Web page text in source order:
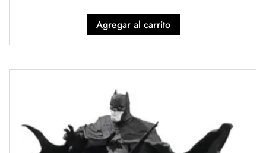
Agregar al carrito